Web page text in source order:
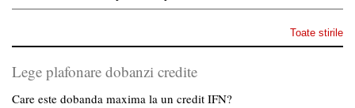
Toate stirile
Lege plafonare dobanzi credite
Care este dobanda maxima la un credit IFN?